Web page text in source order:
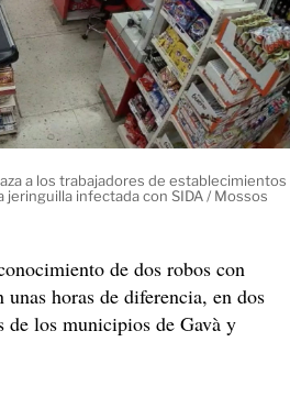
a los trabajadores de establecimientos
infectada con SIDA / Mossos
de dos robos con
horas de diferencia, en dos
de los municipios de Gavà y